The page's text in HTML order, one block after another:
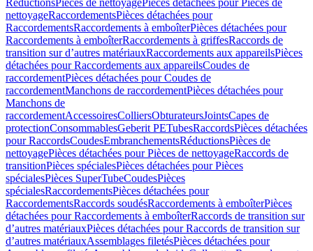
RéductionsPièces de nettoyagePièces détachées pour Pièces de
nettoyageRaccordementsPièces détachées pour
RaccordementsRaccordements à emboîterPièces détachées pour
Raccordements à emboîterRaccordements à griffesRaccords de
transition sur d’autres matériauxRaccordements aux appareilsPièces
détachées pour Raccordements aux appareilsCoudes de
raccordementPièces détachées pour Coudes de
raccordementManchons de raccordementPièces détachées pour
Manchons de
raccordementAccessoiresColliersObturateursJointsCapes de
protectionConsommablesGeberit PETubesRaccordsPièces détachées
pour RaccordsCoudesEmbranchementsRéductionsPièces de
nettoyagePièces détachées pour Pièces de nettoyageRaccords de
transitionPièces spécialesPièces détachées pour Pièces
spécialesPièces SuperTubeCoudesPièces
spécialesRaccordementsPièces détachées pour
RaccordementsRaccords soudésRaccordements à emboîterPièces
détachées pour Raccordements à emboîterRaccords de transition sur
d’autres matériauxPièces détachées pour Raccords de transition sur
d’autres matériauxAssemblages filetésPièces détachées pour